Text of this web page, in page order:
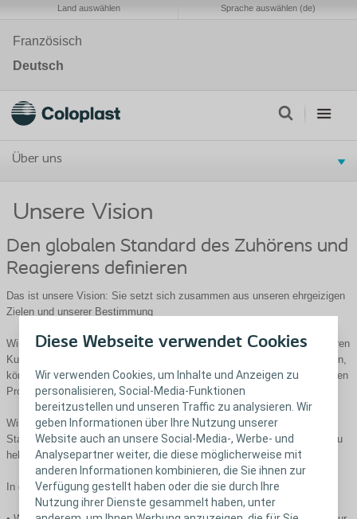
Diese Webseite verwendet Cookies
Wir verwenden Cookies, um Inhalte und Anzeigen zu
personalisieren, Social-Media-Funktionen
bereitzustellen und unseren Traffic zu analysieren. Wir
geben Informationen über Ihre Nutzung unserer
Website auch an unsere Social-Media-, Werbe- und
Analysepartner weiter, die diese möglicherweise mit
anderen Informationen kombinieren, die Sie ihnen zur
Verfügung gestellt haben oder die sie durch Ihre
Nutzung ihrer Dienste gesammelt haben, unter
Land auswählen Sprache auswählen (de)
Französisch
Deutsch
Über uns
Unsere Vision
Den globalen Standard des Zuhörens und
Reagierens definieren
Das ist unsere Vision: Sie setzt sich zusammen aus unseren ehrgeizigen
Zielen und unserer Bestimmung
Wir von Coloplast heben uns durch eine ganz besondere Hingabe, unseren
Kunden zuzuhören, von unseren Mitbewerbern ab. Nur indem wir zuhören,
können wir uns in der Welt unserer Kunden einfühlen und mit den richtigen
Produkten und Dienstleistungen reagieren.
Wir müssen uns diese Leidenschaft erhalten - und sie dazu nutzen, den
Standard für unser Zuhören und unser Reagieren auf eine neue Ebene zu
heben:
In der Praxis bedeutet das: